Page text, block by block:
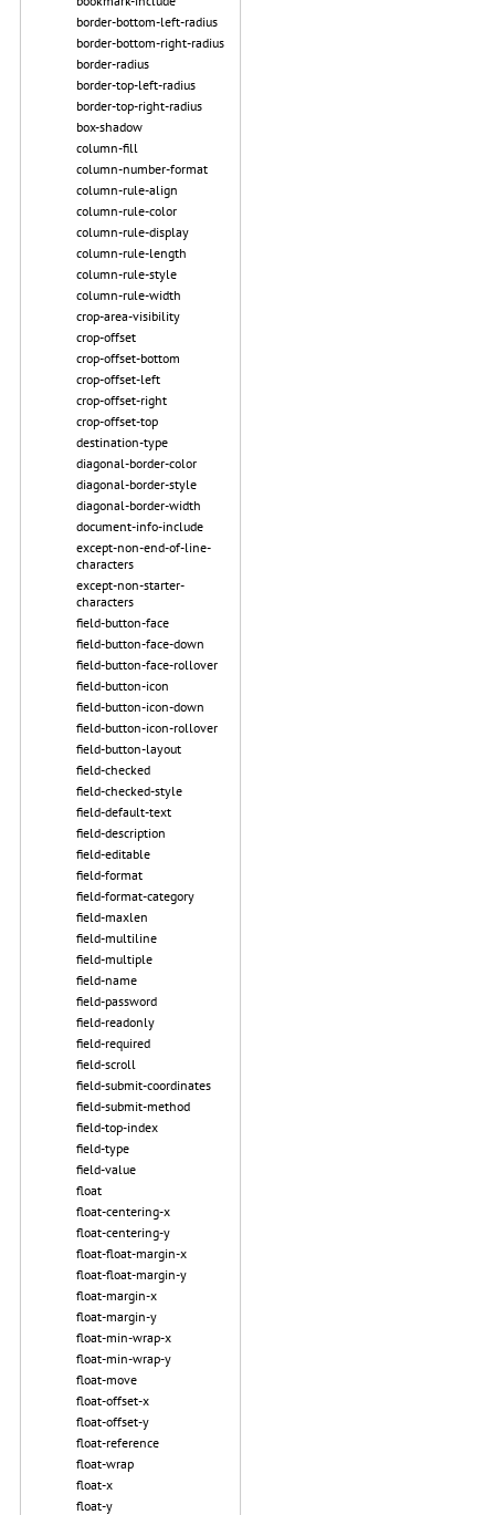
border-bottom-left-radius
border-bottom-right-radius
border-radius
border-top-left-radius
border-top-right-radius
box-shadow
column-fill
column-number-format
column-rule-align
column-rule-color
column-rule-display
column-rule-length
column-rule-style
column-rule-width
crop-area-visibility
crop-offset
crop-offset-bottom
crop-offset-left
crop-offset-right
crop-offset-top
destination-type
diagonal-border-color
diagonal-border-style
diagonal-border-width
document-info-include
except-non-end-of-line-
characters
except-non-starter-
characters
field-button-face
field-button-face-down
field-button-face-rollover
field-button-icon
field-button-icon-down
field-button-icon-rollover
field-button-layout
field-checked
field-checked-style
field-default-text
field-description
field-editable
field-format
field-format-category
field-maxlen
field-multiline
field-multiple
field-name
field-password
field-readonly
field-required
field-scroll
field-submit-coordinates
field-submit-method
field-top-index
field-type
field-value
float
float-centering-x
float-centering-y
float-float-margin-x
float-float-margin-y
float-margin-x
float-margin-y
float-min-wrap-x
float-min-wrap-y
float-move
float-offset-x
float-offset-y
float-reference
float-wrap
float-x
float-y